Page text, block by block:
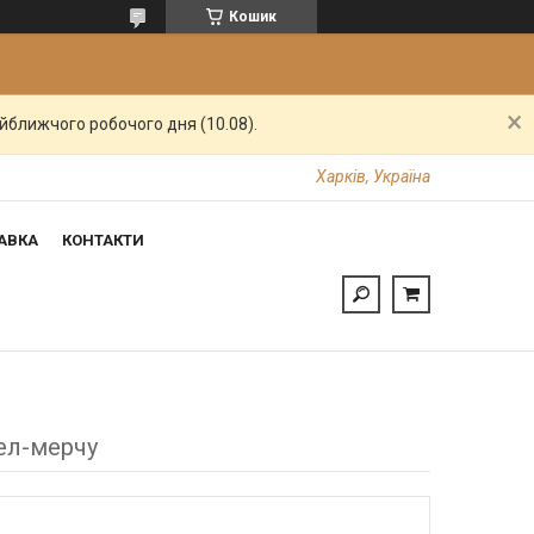
Кошик
робочого дня (10.08).
Харків, Україна
КОНТАКТИ
мерчу